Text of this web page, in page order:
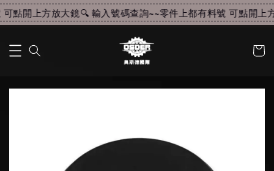
點開上方放大鏡🔍 輸入號碼查詢~~零件上都有料號 可點開上